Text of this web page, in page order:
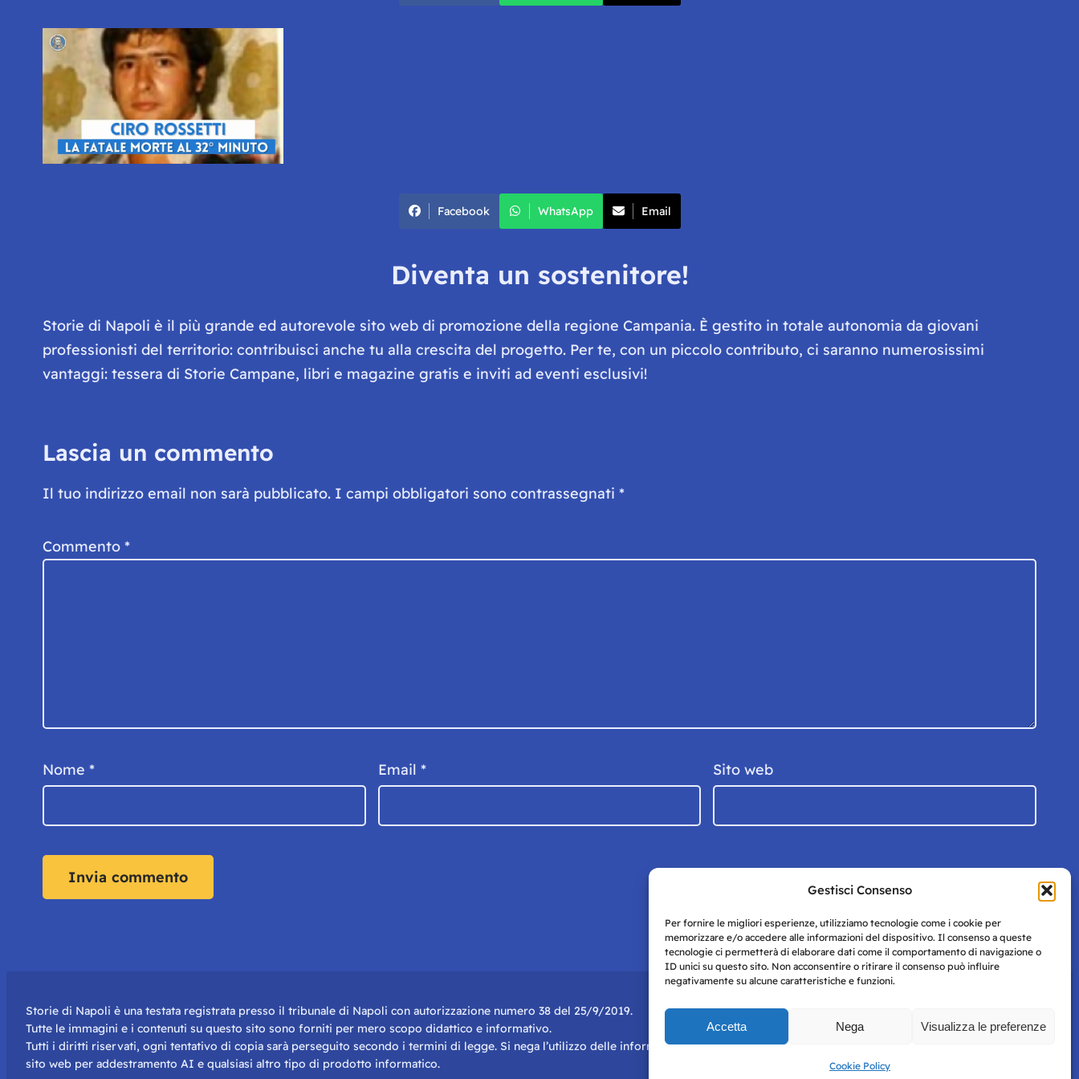
Gestisci Consenso
Per fornire le migliori esperienze, utilizziamo tecnologie come i cookie per
memorizzare e/o accedere alle informazioni del dispositivo. Il consenso a queste
tecnologie ci permetterà di elaborare dati come il comportamento di navigazione o
ID unici su questo sito. Non acconsentire o ritirare il consenso può influire
negativamente su alcune caratteristiche e funzioni.
Accetta Nega Visualizza le preferenze
Cookie Policy
Facebook WhatsApp Email
Diventa un sostenitore!
Storie di Napoli è il più grande ed autorevole sito web di promozione della regione Campania. È gestito in totale autonomia da giovani
professionisti del territorio: contribuisci anche tu alla crescita del progetto. Per te, con un piccolo contributo, ci saranno numerosissimi
vantaggi: tessera di Storie Campane, libri e magazine gratis e inviti ad eventi esclusivi!
Lascia un commento
Il tuo indirizzo email non sarà pubblicato. I campi obbligatori sono contrassegnati *
Commento *
Nome * Email * Sito web
Storie di Napoli è una testata registrata presso il tribunale di Napoli con autorizzazione numero 38 del 25/9/2019.
Tutte le immagini e i contenuti su questo sito sono forniti per mero scopo didattico e informativo.
Tutti i diritti riservati, ogni tentativo di copia sarà perseguito secondo i termini di legge. Si nega l’utilizzo delle informazioni in questo
sito web per addestramento AI e qualsiasi altro tipo di prodotto informatico.
Policy